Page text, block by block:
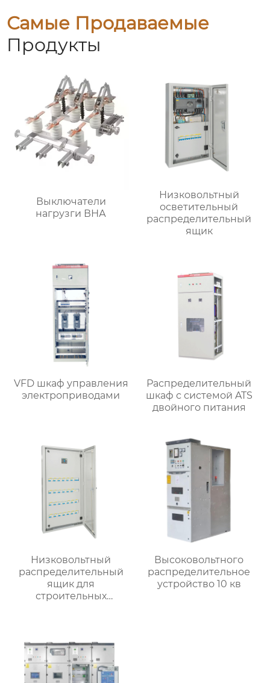
Самые Продаваемые
Продукты
Выключатели
нагрузги ВНА
Низковольтный
осветительный
распределительный
ящик
VFD шкаф управления
электроприводами
Распределительный
шкаф с системой ATS
двойного питания
Низковольтный
распределительный
ящик для
строительных
Высоковольтного
распределительное
устройство 10 кв